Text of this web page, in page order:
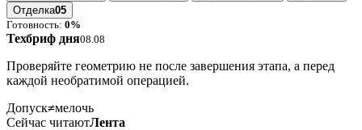
Отделка05
Готовность: 0%
Техбриф дня08.08
Проверяйте геометрию не после завершения этапа, а перед
каждой необратимой операцией.
Допуск≠мелочь
Сейчас читаютЛента